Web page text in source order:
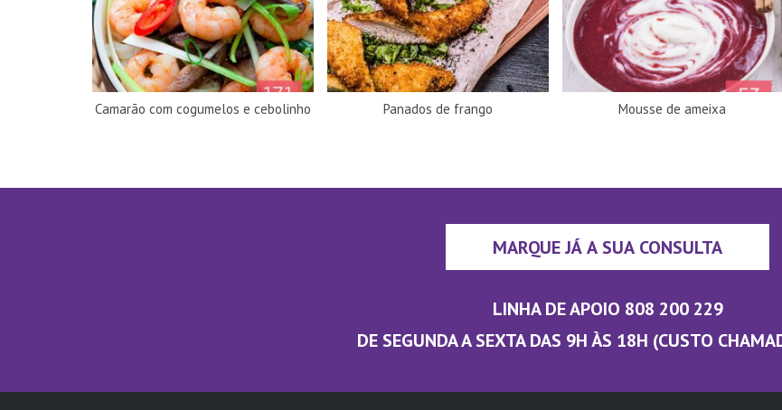
Camarão com cogumelos e cebolinho Panados de frango Mousse de ameixa
MARQUE JÁ A SUA CONSULTA
LINHA DE APOIO 808 200 229
DE SEGUNDA A SEXTA DAS 9H ÀS 18H (CUSTO